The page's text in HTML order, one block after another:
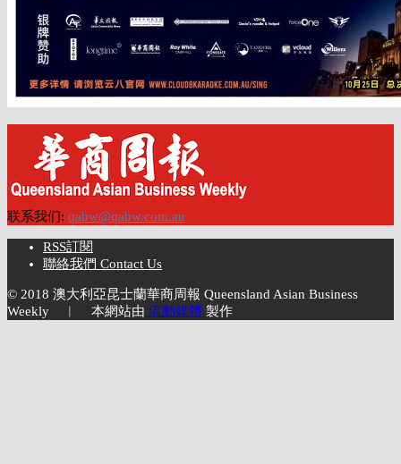
联系我们: qabw@qabw.com.au
RSS訂閱
聯絡我們 Contact Us
© 2018 澳大利亞昆士蘭華商周報 Queensland Asian Business
Weekly ︱ 本網站由 流動媒體 製作